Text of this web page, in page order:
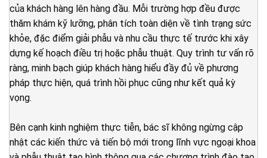
của khách hàng lên hàng đầu. Mỗi trường hợp đều được
thăm khám kỹ lưỡng, phân tích toàn diện về tình trạng sức
khỏe, đặc điểm giải phẫu và nhu cầu thực tế trước khi xây
dựng kế hoạch điều trị hoặc phẫu thuật. Quy trình tư vấn rõ
ràng, minh bạch giúp khách hàng hiểu đầy đủ về phương
pháp thực hiện, quá trình hồi phục cũng như kết quả kỳ
vọng.
Bên cạnh kinh nghiệm thực tiễn, bác sĩ không ngừng cập
nhật các kiến thức và tiến bộ mới trong lĩnh vực ngoại khoa